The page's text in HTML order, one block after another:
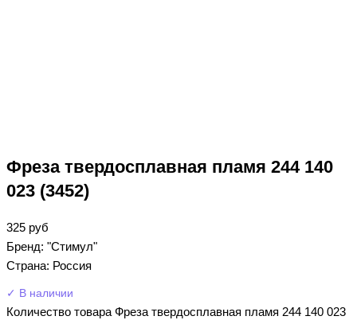
Фреза твердосплавная пламя 244 140
023 (3452)
325 руб
Бренд: "Стимул"
Страна: Россия
✓ В наличии
Количество товара Фреза твердосплавная пламя 244 140 023